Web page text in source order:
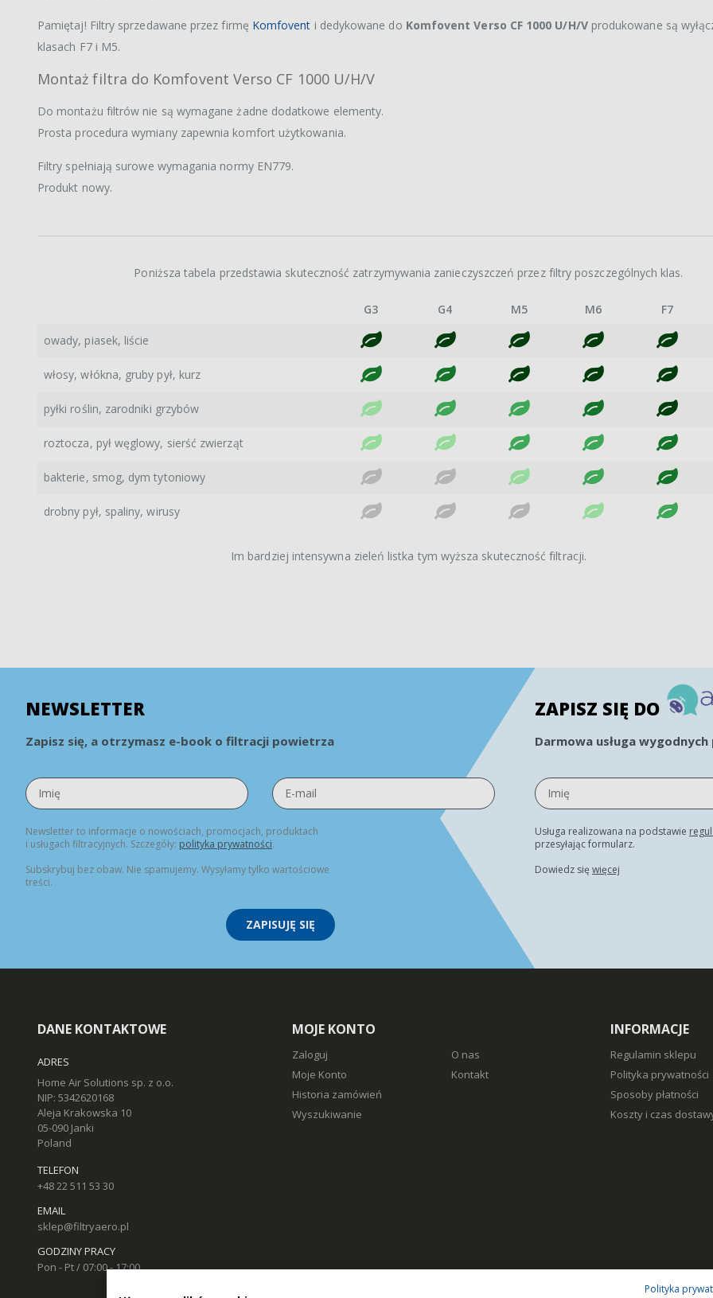
Pamiętaj! Filtry sprzedawane przez firmę Komfovent i dedykowane do Komfovent Verso CF 1000 U/H/Vprodukowane są
klasach F7 i M5.
Montaż filtra do Komfovent Verso CF 1000 U/H/V
Do montażu filtrów nie są wymagane żadne dodatkowe elementy.
Prosta procedura wymiany zapewnia komfort użytkowania.
Filtry spełniają surowe wymagania normy EN779.
Produkt nowy.
Poniższa tabela przedstawia skuteczność zatrzymywania zanieczyszczeń przez filtry poszczególnych klas.
G3 G4 M5 M6 F7
owady, piasek, liście
włosy, włókna, gruby pył, kurz
pyłki roślin, zarodniki grzybów
roztocza, pył węglowy, sierść zwierząt
bakterie, smog, dym tytoniowy
drobny pył, spaliny, wirusy
Im bardziej intensywna zieleń listka tym wyższa skuteczność filtracji.
NEWSLETTER
Zapisz się, a otrzymasz e-book o filtracji powietrza
Newsletter to informacje o nowościach, promocjach, produktach
i usługach filtracyjnych. Szczegóły: polityka prywatności.
Subskrybuj bez obaw. Nie spamujemy. Wysyłamy tylko wartościowe
treści.
ZAPISUJĘ SIĘ
ZAPISZ SIĘ DO
Darmowa usługa
Usługa realizowana na podstawie
przesyłając formularz.
Dowiedz się więcej
DANE KONTAKTOWE
ADRES
Home Air Solutions sp. z o.o.
NIP: 5342620168
Aleja Krakowska 10
05-090 Janki
Poland
TELEFON
+48 22 511 53 30
EMAIL
sklep@filtryaero.pl
GODZINY PRACY
Pon - Pt / 07:00 - 17:00
MOJE KONTO
Zaloguj
Moje Konto
Historia zamówień
Wyszukiwanie
O nas
Kontakt
INFORMACJE
Regulamin sklepu
Polityka prywatności
Sposoby płatności
Koszty i czas
Polityka